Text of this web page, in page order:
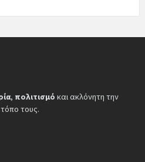
, πολιτισμό και ακλόνητη την
τους.